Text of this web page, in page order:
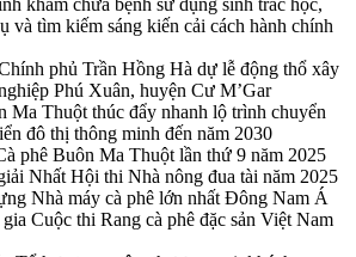
khám chữa bệnh sử dụng sinh trắc học,
và tìm kiếm sáng kiến cải cách hành chính
phủ Trần Hồng Hà dự lễ động thổ xây
Phú Xuân, huyện Cư M’Gar
Ma Thuột thúc đẩy nhanh lộ trình chuyển
đô thị thông minh đến năm 2030
phê Buôn Ma Thuột lần thứ 9 năm 2025
Nhất Hội thi Nhà nông đua tài năm 2025
Nhà máy cà phê lớn nhất Đông Nam Á
Cuộc thi Rang cà phê đặc sản Việt Nam